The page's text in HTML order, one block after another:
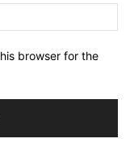
browser for the